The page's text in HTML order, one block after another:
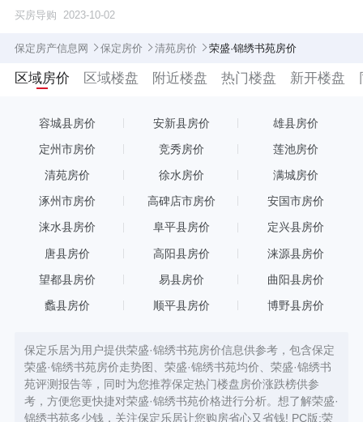
买房导购 2023-10-02
保定房产信息网 保定房价 清苑房价 荣盛·锦绣书苑房价
区域房价 区域楼盘 附近楼盘 热门楼盘 新开楼盘
容城县房价 安新县房价 雄县房价
定州市房价 竞秀房价 莲池房价
清苑房价 徐水房价 满城房价
涿州市房价 高碑店市房价 安国市房价
涞水县房价 阜平县房价 定兴县房价
唐县房价 高阳县房价 涞源县房价
望都县房价 易县房价 曲阳县房价
蠡县房价 顺平县房价 博野县房价
保定乐居为用户提供荣盛·锦绣书苑房价信息供参考，包含保定
荣盛·锦绣书苑房价走势图、荣盛·锦绣书苑均价、荣盛·锦绣书
苑评测报告等，同时为您推荐保定热门楼盘房价涨跌榜供参
考，方便您更快捷对荣盛·锦绣书苑价格进行分析。想了解荣盛·
锦绣书苑多少钱，关注保定乐居让您购房省心又省钱! PC版:荣